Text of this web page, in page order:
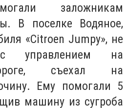
заложникам
В поселке Водяное,
«Citroen Jumpy», не
управлением на
съехал на
Ему помогали 5
машину из сугроба